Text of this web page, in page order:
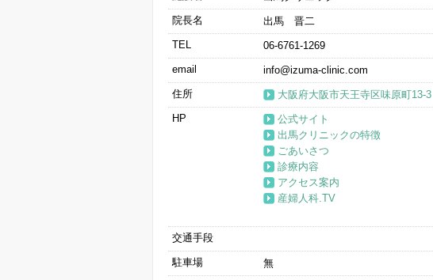
院長名
出馬 晋二
TEL
06-6761-1269
email
info@izuma-clinic.com
住所
大阪府大阪市天王寺区味原町13-3
HP
公式サイト
出馬クリニックの特徴
ごあいさつ
診療内容
アクセス案内
産婦人科.TV
交通手段
駐車場
無